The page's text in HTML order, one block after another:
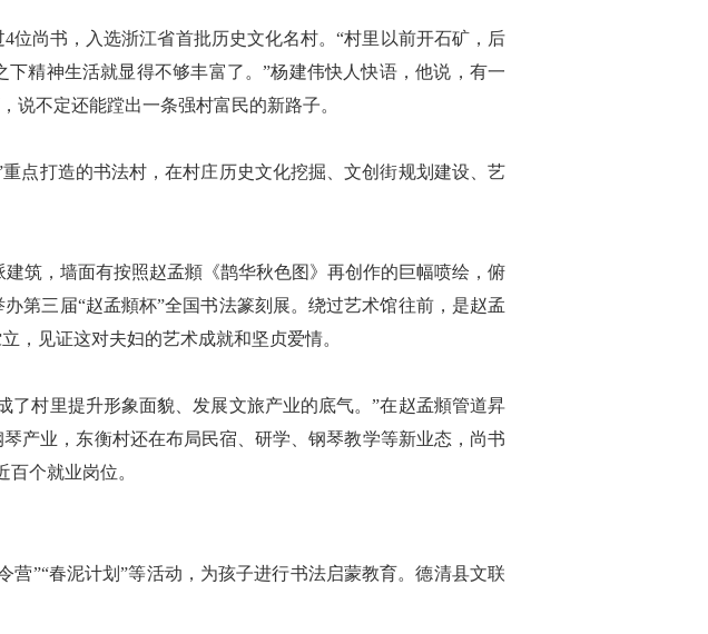
尚书，入选浙江省首批历史文化名村。“村里以前开石矿，后
精神生活就显得不够丰富了。”杨建伟快人快语，他说，有一
说不定还能蹚出一条强村富民的新路子。
打造的书法村，在村庄历史文化挖掘、文创街规划建设、艺
，墙面有按照赵孟頫《鹊华秋色图》再创作的巨幅喷绘，俯
第三届“赵孟頫杯”全国书法篆刻展。绕过艺术馆往前，是赵孟
，见证这对夫妇的艺术成就和坚贞爱情。
村里提升形象面貌、发展文旅产业的底气。”在赵孟頫管道昇
产业，东衡村还在布局民宿、研学、钢琴教学等新业态，尚书
个就业岗位。
”“春泥计划”等活动，为孩子进行书法启蒙教育。德清县文联